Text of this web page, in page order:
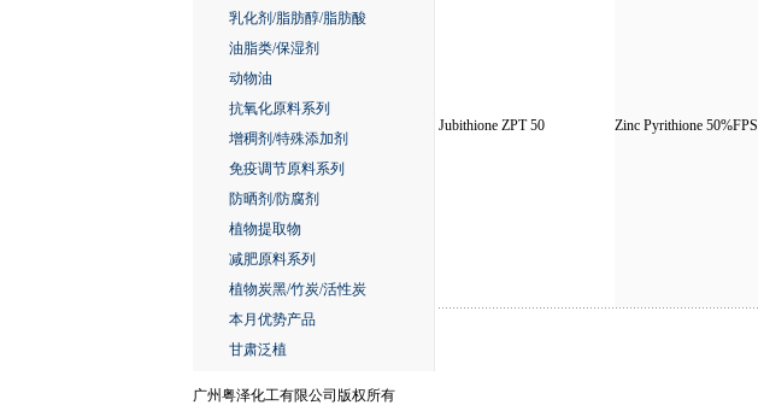
乳化剂/脂肪醇/脂肪酸
油脂类/保湿剂
动物油
抗氧化原料系列
增稠剂/特殊添加剂
免疫调节原料系列
防晒剂/防腐剂
植物提取物
减肥原料系列
植物炭黑/竹炭/活性炭
本月优势产品
甘肃泛植
Jubithione ZPT 50 Zinc Pyrithione 50%FPS
广州粤泽化工有限公司版权所有